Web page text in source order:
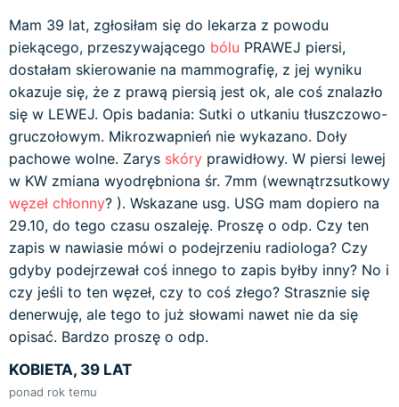
Mam 39 lat, zgłosiłam się do lekarza z powodu
piekącego, przeszywającego bólu PRAWEJ piersi,
dostałam skierowanie na mammografię, z jej wyniku
okazuje się, że z prawą piersią jest ok, ale coś znalazło
się w LEWEJ. Opis badania: Sutki o utkaniu tłuszczowo-
gruczołowym. Mikrozwapnień nie wykazano. Doły
pachowe wolne. Zarys skóry prawidłowy. W piersi lewej
w KW zmiana wyodrębniona śr. 7mm (wewnątrzsutkowy
węzeł chłonny? ). Wskazane usg. USG mam dopiero na
29.10, do tego czasu oszaleję. Proszę o odp. Czy ten
zapis w nawiasie mówi o podejrzeniu radiologa? Czy
gdyby podejrzewał coś innego to zapis byłby inny? No i
czy jeśli to ten węzeł, czy to coś złego? Strasznie się
denerwuję, ale tego to już słowami nawet nie da się
opisać. Bardzo proszę o odp.
KOBIETA, 39 LAT
ponad rok temu